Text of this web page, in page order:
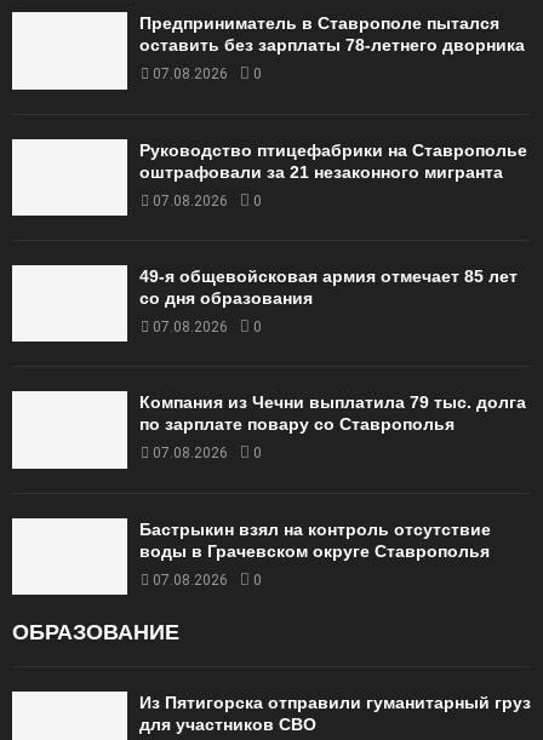
Предприниматель в Ставрополе пытался
оставить без зарплаты 78-летнего дворника
07.08.2026 0
Руководство птицефабрики на Ставрополье
оштрафовали за 21 незаконного мигранта
07.08.2026 0
49‑я общевойсковая армия отмечает 85 лет
со дня образования
07.08.2026 0
Компания из Чечни выплатила 79 тыс. долга
по зарплате повару со Ставрополья
07.08.2026 0
Бастрыкин взял на контроль отсутствие
воды в Грачевском округе Ставрополья
07.08.2026 0
ОБРАЗОВАНИЕ
Из Пятигорска отправили гуманитарный груз
для участников СВО